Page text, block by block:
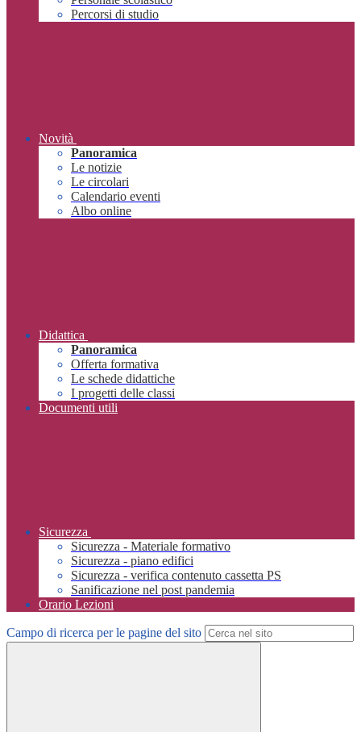
Percorsi di studio
Novità
Panoramica
Le notizie
Le circolari
Calendario eventi
Albo online
Didattica
Panoramica
Offerta formativa
Le schede didattiche
I progetti delle classi
Documenti utili
Sicurezza
Sicurezza - Materiale formativo
Sicurezza - piano edifici
Sicurezza - verifica contenuto cassetta PS
Sanificazione nel post pandemia
Orario Lezioni
Campo di ricerca per le pagine del sito